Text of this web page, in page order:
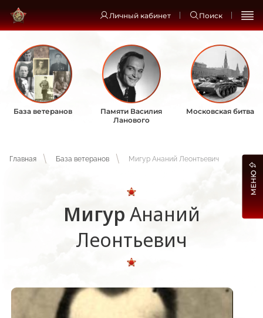
Личный кабинет Поиск
База ветеранов
Памяти Василия
Ланового
Московская битва
Главная База ветеранов Мигур Ананий Леонтьевич
Мигур Ананий
Леонтьевич
МЕНЮ